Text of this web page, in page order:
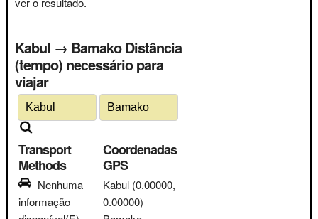
Kabul → Bamako Distância
(tempo) necessário para
viajar
Transport
Methods
Nenhuma
informação
Coordenadas
GPS
Kabul (0.00000,
0.00000)